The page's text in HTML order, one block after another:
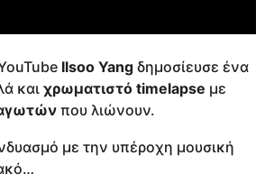
Ilsoo Yang δημοσίευσε ένα
και χρωματιστό timelapse με
που λιώνουν.
με την υπέροχη μουσική